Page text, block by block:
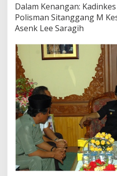
Dalam Kenangan:
Polisman Sitanggang M
Asenk Lee Saragih